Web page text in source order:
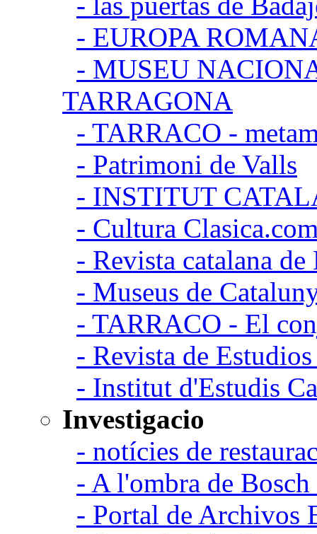
- EUROPA
- MUSEU
TARRAGONA
- TARRACO -
- Patrimoni de Valls
- INSTITUT
- Cultura
- Revista catalana
- Museus de
- TARRACO - El
- Revista de
- Institut d'Estudis
Investigacio
- notícies de
- A l'ombra de
- Portal de Archivos